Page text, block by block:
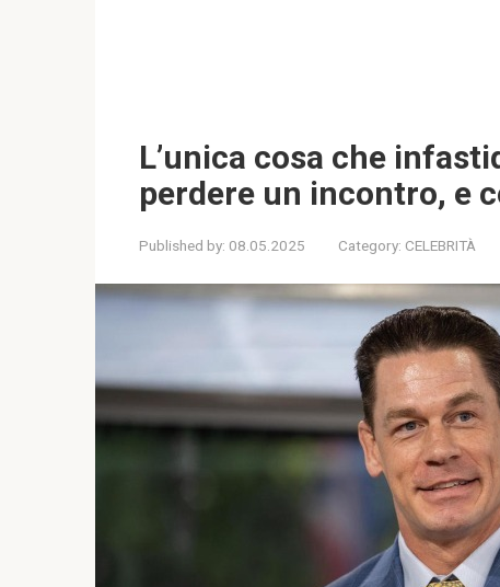
L’unica cosa che
perdere un incontro, e
Published by: 08.05.2025 Category: CELEBRITÀ